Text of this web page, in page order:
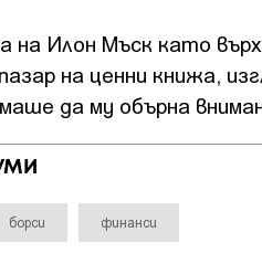
на Илон Мъск като
пазар на ценни книжа,
да му обърна
борси финанси